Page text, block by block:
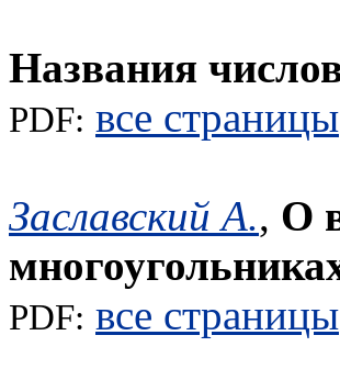
Названия
PDF: все страницы
Заславский А., О
PDF: все страницы